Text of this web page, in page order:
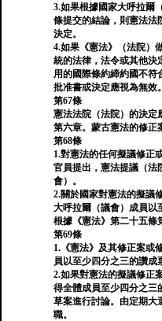
3.如果根據國家大呼拉爾
條提交的結論，則憲法法
決定。
4.如果《憲法》（法院）
統的法律，法令或其他決
用的國際條約締約國不符
批准書或決定應視為無效。
第67條
憲法法院（法院）的決定
第六章。蒙古憲法的修正
第68條
1.對憲法的任何擬議修正
官員提出，憲法提議（法
會）。
2.關於國家對憲法的擬議
大呼拉爾（議會）成員以
根據《憲法》第二十五條
第69條
1.《憲法》及其修正案或
員以至少四分之三的讚成
2.如果對憲法的擬議修正
得全體成員至少四分之三
草案進行討論。由定期大
職。